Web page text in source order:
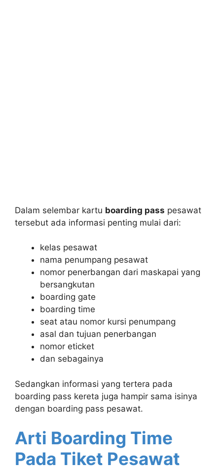
Dalam selembar kartu boarding pass pesawat
tersebut ada informasi penting mulai dari:
kelas pesawat
nama penumpang pesawat
nomor penerbangan dari maskapai yang
bersangkutan
boarding gate
boarding time
seat atau nomor kursi penumpang
asal dan tujuan penerbangan
nomor eticket
dan sebagainya
Sedangkan informasi yang tertera pada
boarding pass kereta juga hampir sama isinya
dengan boarding pass pesawat.
Arti Boarding Time
Pada Tiket Pesawat